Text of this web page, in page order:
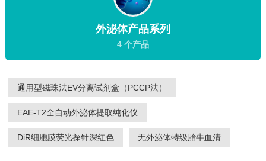
外泌体产品系列
4 个产品
通用型磁珠法EV分离试剂盒（PCCP法）
EAE-T2全自动外泌体提取纯化仪
DiR细胞膜荧光探针深红色 无外泌体特级胎牛血清